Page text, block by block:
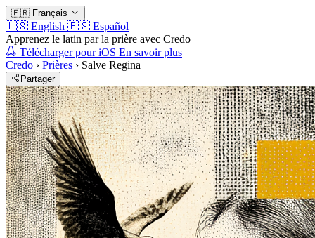
🇫🇷 Français
🇺🇸 English 🇪🇸 Español
Apprenez le latin par la prière avec Credo
Télécharger pour iOS En savoir plus
Credo › Prières › Salve Regina
Partager